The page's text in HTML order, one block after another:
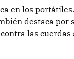
en los
destaca por
las cuerdas